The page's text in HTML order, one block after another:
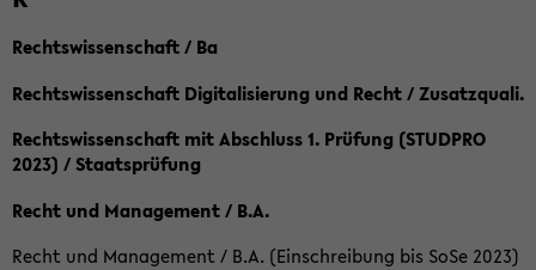
Rechtswissenschaft / Ba
Rechtswissenschaft Digitalisierung und Recht / Zusatzquali.
Rechtswissenschaft mit Abschluss 1. Prüfung (STUDPRO
2023) / Staatsprüfung
Recht und Management / B.A.
Recht und Management / B.A. (Einschreibung bis SoSe 2023)